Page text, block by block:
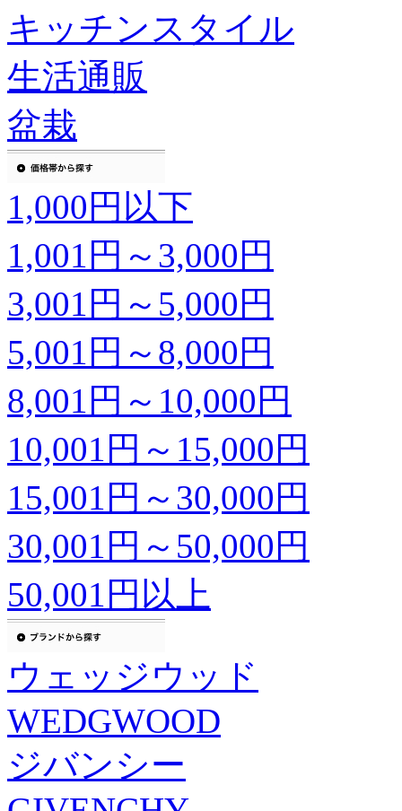
キッチンスタイル
生活通販
盆栽
1,000円以下
1,001円～3,000円
3,001円～5,000円
5,001円～8,000円
8,001円～10,000円
10,001円～15,000円
15,001円～30,000円
30,001円～50,000円
50,001円以上
ウェッジウッド
WEDGWOOD
ジバンシー